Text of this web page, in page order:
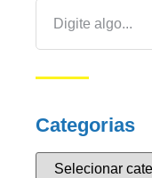
Categorias